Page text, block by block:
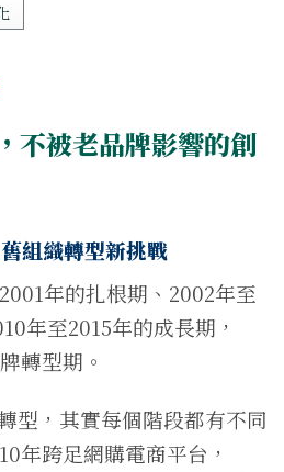
不被老品牌影響的創
組織轉型新挑戰
年的扎根期、2002年至
年至2015年的成長期，
轉型期。
型，其實每個階段都有不同
年跨足網購電商平台，